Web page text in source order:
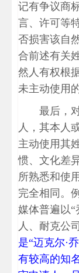
记有争议商
言、许可等
否损害该自
合前述有关
然人有权根
未主动使用
最后，
人，其本人
主动使用其
惯、文化差
所熟悉和使
完全相同。
媒体普遍以
人、耐克公
是“迈克尔·
有较高的知